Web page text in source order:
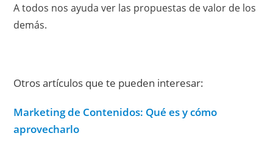
A todos nos ayuda ver las propuestas de valor de los
demás.
Otros artículos que te pueden interesar:
Marketing de Contenidos: Qué es y cómo
aprovecharlo